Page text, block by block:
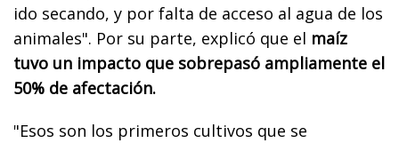
ido secando, y por falta de acceso al agua de los
animales". Por su parte, explicó que el maíz
tuvo un impacto que sobrepasó ampliamente el
50% de afectación.
"Esos son los primeros cultivos que se